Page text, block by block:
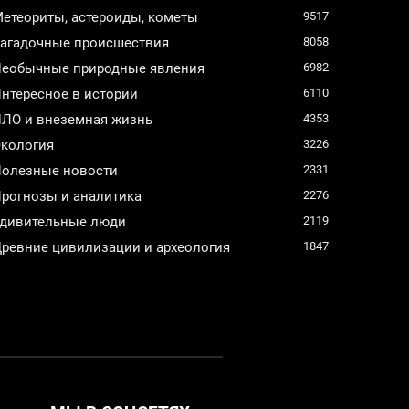
астероиды, кометы 9517
происшествия 8058
природные явления 6982
в истории 6110
и внеземная жизнь 4353
3226
новости 2331
и аналитика 2276
люди 2119
цивилизации и археология 1847